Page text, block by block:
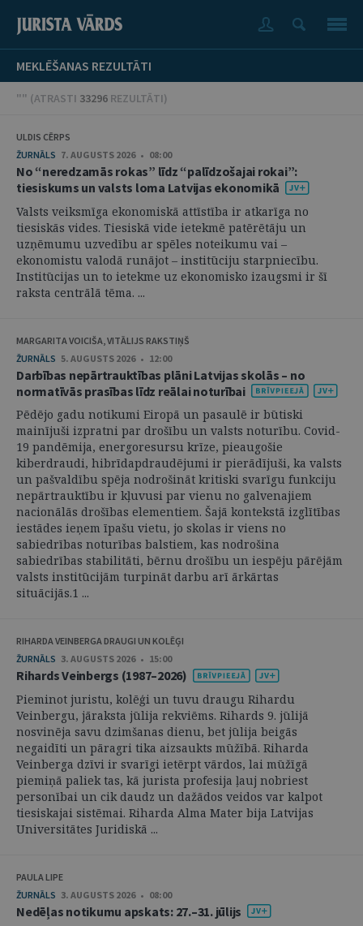
MEKLĒŠANAS REZULTĀTI
"" (ATRASTI 33296 REZULTĀTI)
ULDIS CĒRPS
ŽURNĀLS 7. AUGUSTS 2026 • 08:00
No “neredzamās rokas” līdz “palīdzošajai rokai”:
tiesiskums un valsts loma Latvijas ekonomikā
Valsts veiksmīga ekonomiskā attīstība ir atkarīga no
tiesiskās vides. Tiesiskā vide ietekmē patērētāju un
uzņēmumu uzvedību ar spēles noteikumu vai –
ekonomistu valodā runājot – institūciju starpniecību.
Institūcijas un to ietekme uz ekonomisko izaugsmi ir šī
raksta centrālā tēma. ...
MARGARITA VOICIŠA, VITĀLIJS RAKSTIŅŠ
ŽURNĀLS 5. AUGUSTS 2026 • 12:00
Darbības nepārtrauktības plāni Latvijas skolās – no
normatīvās prasības līdz reālai noturībai
Pēdējo gadu notikumi Eiropā un pasaulē ir būtiski
mainījuši izpratni par drošību un valsts noturību. Covid-
19 pandēmija, energoresursu krīze, pieaugošie
kiberdraudi, hibrīdapdraudējumi ir pierādījuši, ka valsts
un pašvaldību spēja nodrošināt kritiski svarīgu funkciju
nepārtrauktību ir kļuvusi par vienu no galvenajiem
nacionālās drošības elementiem. Šajā kontekstā izglītības
iestādes ieņem īpašu vietu, jo skolas ir viens no
sabiedrības noturības balstiem, kas nodrošina
sabiedrības stabilitāti, bērnu drošību un iespēju pārējām
valsts institūcijām turpināt darbu arī ārkārtas
situācijās.1 ...
RIHARDA VEINBERGA DRAUGI UN KOLĒĢI
ŽURNĀLS 3. AUGUSTS 2026 • 15:00
Rihards Veinbergs (1987–2026)
Pieminot juristu, kolēģi un tuvu draugu Rihardu
Veinbergu, jāraksta jūlija rekviēms. Rihards 9. jūlijā
nosvinēja savu dzimšanas dienu, bet jūlija beigās
negaidīti un pāragri tika aizsaukts mūžībā. Riharda
Veinberga dzīvi ir svarīgi ietērpt vārdos, lai mūžīgā
piemiņā paliek tas, kā jurista profesija ļauj nobriest
personībai un cik daudz un dažādos veidos var kalpot
tiesiskajai sistēmai. Riharda Alma Mater bija Latvijas
Universitātes Juridiskā ...
PAULA LIPE
ŽURNĀLS 3. AUGUSTS 2026 • 08:00
Nedēļas notikumu apskats: 27.–31. jūlijs